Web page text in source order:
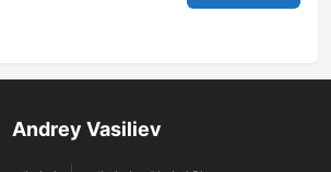
Andrey Vasiliev